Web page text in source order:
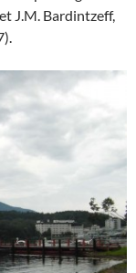
J.M. Bardintzeff,